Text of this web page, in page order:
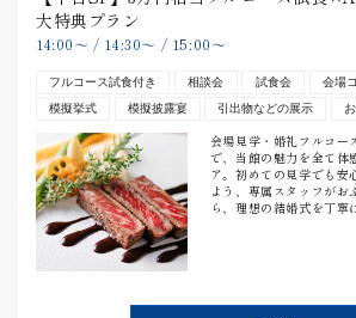
大特典プラン
14:00〜 / 14:30〜 / 15:00〜
フルコース試食付き 相談会 試食会
会場
模擬挙式
模擬披露宴 引出物などの展示
会場見学・婚礼フルコー
で、当館の魅力を全て体
ア。初めての見学でも安
よう、専属スタッフがお
ら、理想の結婚式を丁寧